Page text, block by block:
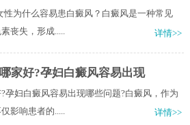
性为什么容易患白癜风？白癜风是一种常见
丧失，形成.....
详情>>
家好?孕妇白癜风容易出现
孕妇白癜风容易出现哪些问题?白癜风，作为
影响患者的.....
详情>>